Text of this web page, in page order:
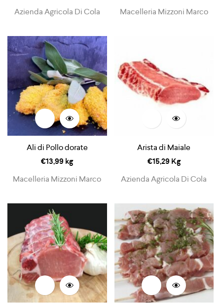
Azienda Agricola Di Cola
Macelleria Mizzoni Marco
Ali di Pollo dorate
€13,99 kg
Macelleria Mizzoni Marco
Arista di Maiale
€15,29 Kg
Azienda Agricola Di Cola